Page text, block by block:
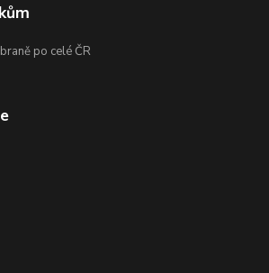
po celé ČR